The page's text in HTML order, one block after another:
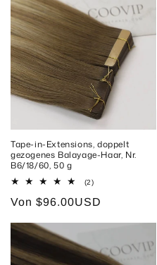
Tape-in-Extensions, doppelt
gezogenes Balayage-Haar, Nr.
B6/18/60, 50 g
(2)2
insgesamt
Normaler
Von $96.00USD